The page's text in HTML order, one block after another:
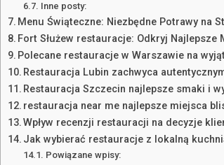
Inne posty:
Menu Świąteczne: Niezbędne Potrawy na
Fort Służew restauracje: Odkryj Najlepsze
Polecane restauracje w Warszawie na
Restauracja Lubin zachwyca
Restauracja Szczecin najlepsze smaki i
restauracja near me najlepsze miejsca
Wpływ recenzji restauracji na decyzje
Jak wybierać restauracje z lokalną
Powiązane wpisy: